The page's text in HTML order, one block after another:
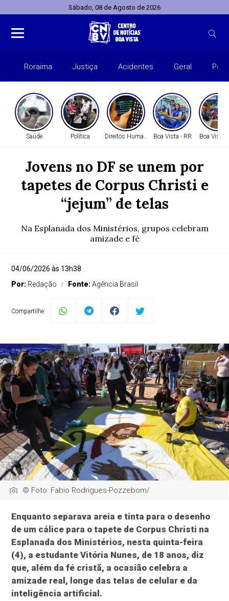
Sábado, 08 de Agosto de 2026
Roraima Justiça Acidentes Geral
Saúde Política Direitos HumanosBoa Vista - RR Boa Vista -
Jovens no DF se unem por
tapetes de Corpus Christi e
“jejum” de telas
Na Esplanada dos Ministérios, grupos celebram
amizade e fé
04/06/2026 às 13h38
Por: Redação Fonte:Agência Brasil
Compartilhe:
© Foto: Fabio Rodrigues-Pozzebom/
Enquanto separava areia e tinta para o desenho
de um cálice para o tapete de Corpus Christi na
Esplanada dos Ministérios, nesta quinta-feira
(4), a estudante Vitória Nunes, de 18 anos, diz
que, além da fé cristã, a ocasião celebra a
amizade real, longe das telas de celular e da
inteligência artificial.